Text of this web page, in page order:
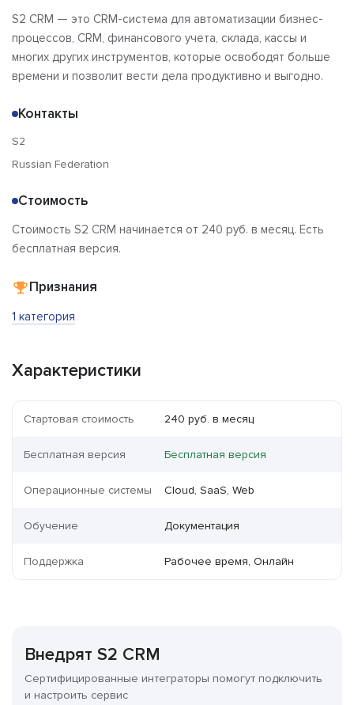
S2 CRM — это CRM-система для автоматизации бизнес-
процессов, CRM, финансового учета, склада, кассы и
многих других инструментов, которые освободят больше
времени и позволит вести дела продуктивно и выгодно.
Контакты
S2
Russian Federation
Стоимость
Стоимость S2 CRM начинается от 240 руб. в месяц. Есть
бесплатная версия.
Признания
1 категория
Характеристики
Стартовая стоимость 240 руб. в месяц
Бесплатная версия Бесплатная версия
Операционные системы Cloud, SaaS, Web
Обучение Документация
Поддержка Рабочее время, Онлайн
Внедрят S2 CRM
Сертифицированные интеграторы помогут подключить
и настроить сервис